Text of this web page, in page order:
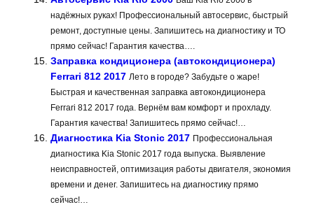
надёжных руках! Профессиональный автосервис, быстрый
ремонт, доступные цены. Запишитесь на диагностику и ТО
прямо сейчас! Гарантия качества….
Заправка кондиционера (автокондиционера)
Ferrari 812 2017 Лето в городе? Забудьте о жаре!
Быстрая и качественная заправка автокондиционера
Ferrari 812 2017 года. Вернём вам комфорт и прохладу.
Гарантия качества! Запишитесь прямо сейчас!…
Диагностика Kia Stonic 2017 Профессиональная
диагностика Kia Stonic 2017 года выпуска. Выявление
неисправностей, оптимизация работы двигателя, экономия
времени и денег. Запишитесь на диагностику прямо
сейчас!…